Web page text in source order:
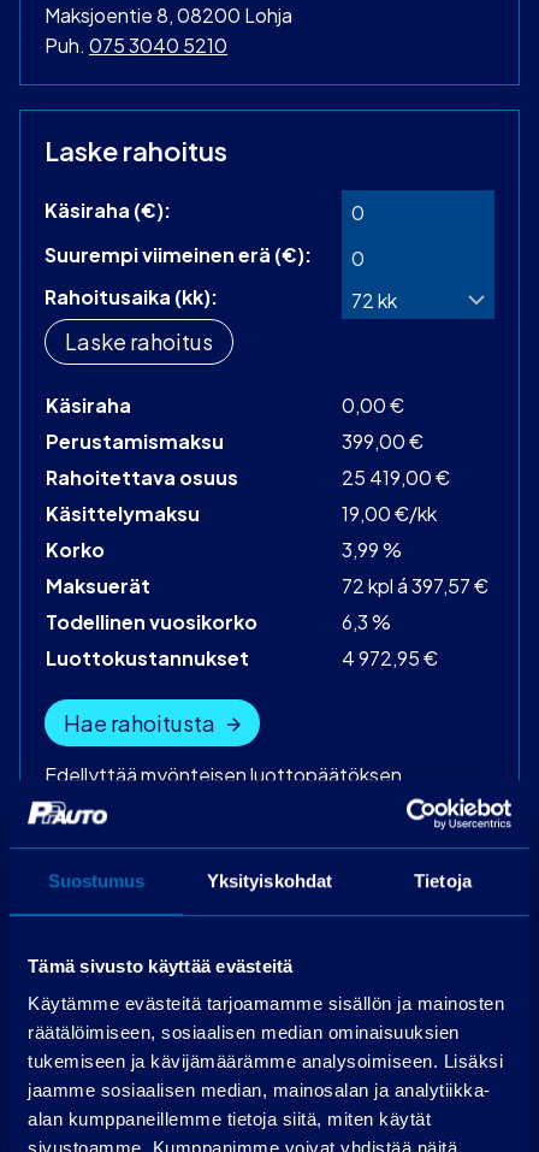
Suostumus Yksityiskohdat Tietoja
Tämä sivusto käyttää evästeitä
Käytämme evästeitä tarjoamamme sisällön ja mainosten
räätälöimiseen, sosiaalisen median ominaisuuksien
tukemiseen ja kävijämäärämme analysoimiseen. Lisäksi
jaamme sosiaalisen median, mainosalan ja analytiikka-
alan kumppaneillemme tietoja siitä, miten käytät
Maksjoentie 8, 08200 Lohja
Puh. 075 3040 5210
Laske rahoitus
Käsiraha (€):
Suurempi viimeinen erä (€):
Rahoitusaika (kk):
Laske rahoitus
Käsiraha
0,00 €
Perustamismaksu
399,00 €
Rahoitettava osuus
25 419,00 €
Käsittelymaksu
19,00 €/kk
Korko
3,99 %
Maksuerät
72 kpl á 397,57 €
Todellinen vuosikorko
6,3 %
Luottokustannukset
4 972,95 €
Hae rahoitusta
Edellyttää myönteisen luottopäätöksen.
Ota yhteyttä
PP-auto Lohja
Maksjoentie 8
08200 Lohja